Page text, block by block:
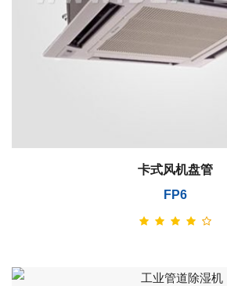
卡式风机盘管
FP6